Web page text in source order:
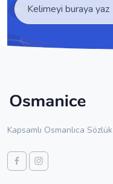
Kapsamlı Osmanlıca Sözlük